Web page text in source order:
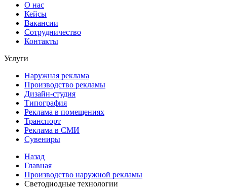
О нас
Кейсы
Вакансии
Сотрудничество
Контакты
Услуги
Наружная реклама
Производство рекламы
Дизайн-студия
Типография
Реклама в помещениях
Транспорт
Реклама в СМИ
Сувениры
Назад
Главная
Производство наружной рекламы
Светодиодные технологии